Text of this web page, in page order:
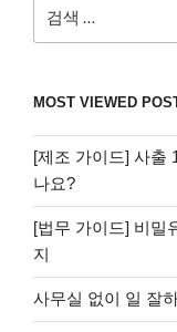
색:
MOST VIEWED
[제조 가이드] 사출
나요?
[법무 가이드] 비밀
지
사무실 없이 일 잘